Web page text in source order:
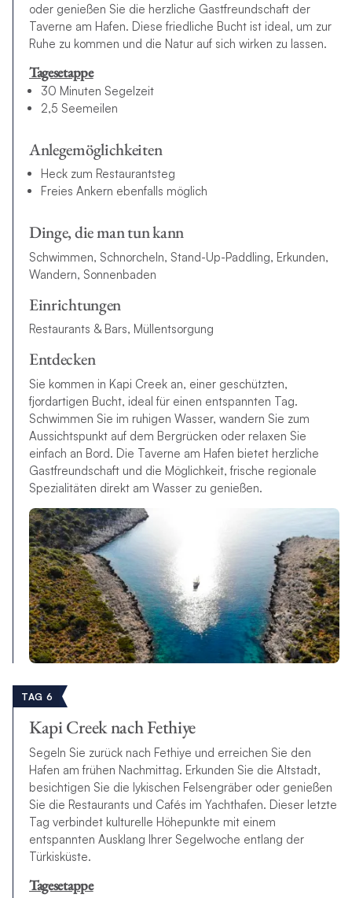
oder genießen Sie die herzliche Gastfreundschaft der
Taverne am Hafen. Diese friedliche Bucht ist ideal, um zur
Ruhe zu kommen und die Natur auf sich wirken zu lassen.
Tagesetappe
30 Minuten Segelzeit
2,5 Seemeilen
Anlegemöglichkeiten
Heck zum Restaurantsteg
Freies Ankern ebenfalls möglich
Dinge, die man tun kann
Schwimmen, Schnorcheln, Stand-Up-Paddling, Erkunden,
Wandern, Sonnenbaden
Einrichtungen
Restaurants & Bars, Müllentsorgung
Entdecken
Sie kommen in Kapi Creek an, einer geschützten,
fjordartigen Bucht, ideal für einen entspannten Tag.
Schwimmen Sie im ruhigen Wasser, wandern Sie zum
Aussichtspunkt auf dem Bergrücken oder relaxen Sie
einfach an Bord. Die Taverne am Hafen bietet herzliche
Gastfreundschaft und die Möglichkeit, frische regionale
Spezialitäten direkt am Wasser zu genießen.
TAG 6
Kapi Creek nach Fethiye
Segeln Sie zurück nach Fethiye und erreichen Sie den
Hafen am frühen Nachmittag. Erkunden Sie die Altstadt,
besichtigen Sie die lykischen Felsengräber oder genießen
Sie die Restaurants und Cafés im Yachthafen. Dieser letzte
Tag verbindet kulturelle Höhepunkte mit einem
entspannten Ausklang Ihrer Segelwoche entlang der
Türkisküste.
Tagesetappe